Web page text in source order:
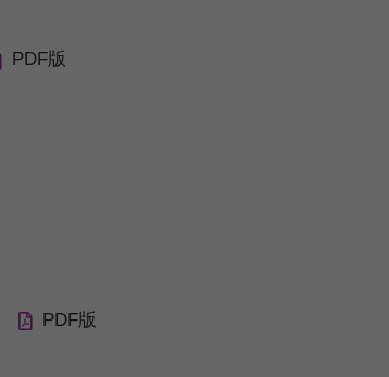
PDF版
PDF版